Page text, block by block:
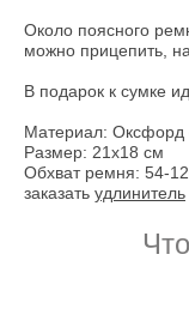
Около поясного
можно прицепить,
В подарок к сумке
Материал: Оксфорд
Размер: 21х18 см
Обхват ремня: 54-
заказать удлинитель